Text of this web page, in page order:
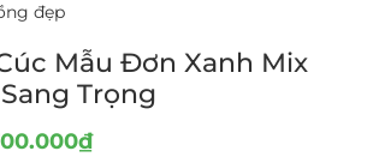
Mẫu Đơn Xanh Mix
Trọng
₫